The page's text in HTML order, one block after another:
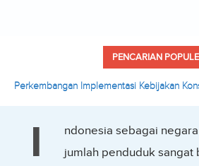
PENCARIAN
I
ndonesia sebagai
jumlah penduduk sangat